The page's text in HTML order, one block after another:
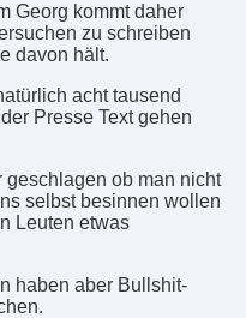
Georg kommt daher
zu schreiben
davon hält.
acht tausend
Presse Text gehen
geschlagen ob man nicht
selbst besinnen wollen
Leuten etwas
haben aber Bullshit-